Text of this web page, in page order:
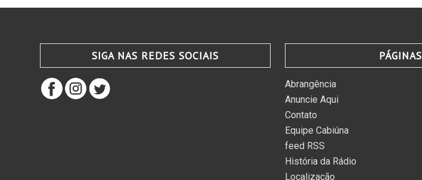
SIGA NAS REDES SOCIAIS PÁGINAS
Abrangência
Anuncie Aqui
Contato
Equipe Cabiúna
feed RSS
História da Rádio
Localização